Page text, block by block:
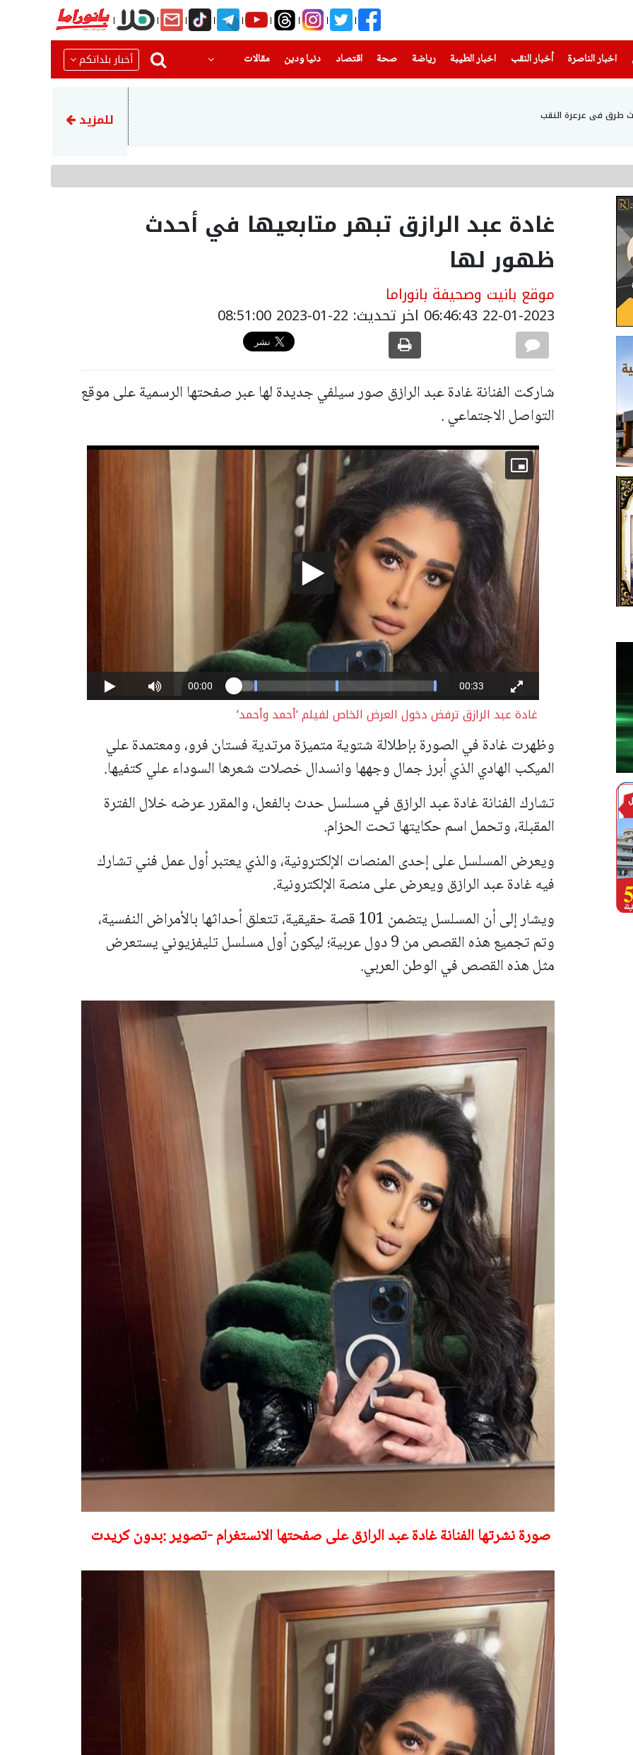
اخبار الناصرة
(current) أخبار النقب اخبار الطيبة(current) رياضة
(current) صحة(current) اقتصاد دنيا ودين
(current) مقالات أخبار بلداتكم
اتهام توني مهاجم الأهلي
للمزيد
غادة عبد الرازق تبهر متابعيها في أحدث
ظهور لها
موقع بانيت وصحيفة بانوراما
22-01-2023 06:46:43 اخر تحديث: 22-01-2023 08:51:00
شاركت الفنانة غادة عبد الرازق صور سيلفي جديدة لها عبر صفحتها الرسمية على موقع
التواصل الاجتماعي .
غادة عبد الرازق ترفض دخول العرض الخاص لفيلم ‘أحمد وأحمد‘
وظهرت غادة في الصورة بإطلالة شتوية متميزة مرتدية فستان فرو، ومعتمدة علي
الميكب الهادي الذي أبرز جمال وجهها وانسدال خصلات شعرها السوداء علي كتفيها.
تشارك الفنانة غادة عبد الرازق في مسلسل حدث بالفعل، والمقرر عرضه خلال الفترة
المقبلة، وتحمل اسم حكايتها تحت الحزام.
ويعرض المسلسل على إحدى المنصات الإلكترونية، والذي يعتبر أول عمل فني تشارك
فيه غادة عبد الرازق ويعرض على منصة الإلكترونية.
ويشار إلى أن المسلسل يتضمن 101 قصة حقيقية، تتعلق أحداثها بالأمراض النفسية،
وتم تجميع هذه القصص من 9 دول عربية؛ ليكون أول مسلسل تليفزيوني يستعرض
مثل هذه القصص في الوطن العربي.
صورة نشرتها الفنانة غادة عبد الرازق على صفحتها الانستغرام -تصوير :بدون كريدت